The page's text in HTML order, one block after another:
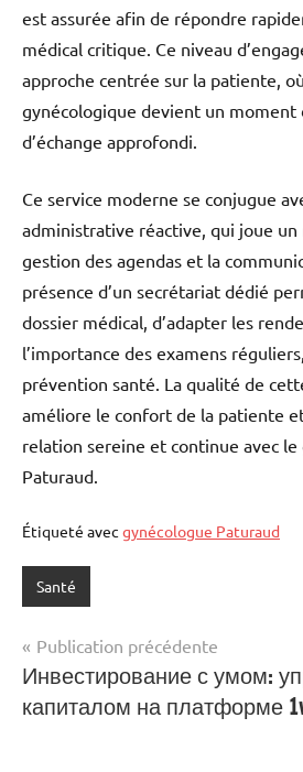
est assurée afin de répondre
médical critique. Ce niveau
approche centrée sur la patiente,
gynécologique devient un moment
d’échange approfondi.
Ce service moderne se conjugue
administrative réactive, qui joue un
gestion des agendas et la
présence d’un secrétariat dédié
dossier médical, d’adapter les
l’importance des examens
prévention santé. La qualité de
améliore le confort de la patiente
relation sereine et continue avec le
Paturaud.
Étiqueté avec gynécologue Paturaud
Santé
Navigation
de
l’article
Publication précédente
Инвестирование с умом:
капиталом на платформе